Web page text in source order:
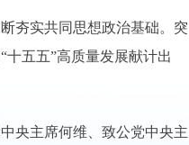
夯实共同思想政治基础。突
五五”高质量发展献计出
央主席何维、致公党中央主